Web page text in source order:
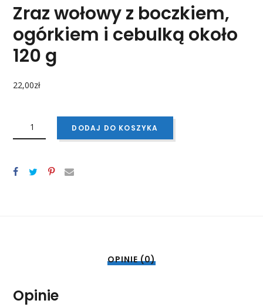
Zraz wołowy z boczkiem,
ogórkiem i cebulką około
120 g
22,00zł
WOŁOWY
BOCZKIEM,
OKOŁO
120
G
DODAJ DO KOSZYKA
OPINIE (0)
Opinie